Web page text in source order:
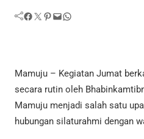
Facebook Twitter Pinterest Mail WhatsApp
Mamuju – Kegiatan Jumat
secara rutin oleh
Mamuju menjadi salah satu
hubungan silaturahmi dengan